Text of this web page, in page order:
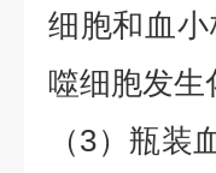
细胞和血
噬细胞发生
（3）瓶